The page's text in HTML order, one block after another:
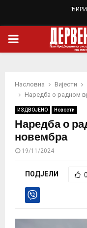
PRIMARY
Насловна Вијести
Наредба о радном
ИЗДВОЈЕНО Новости
Наредба о
новембра
19/11/2024
ПОДЈЕЛИ 0